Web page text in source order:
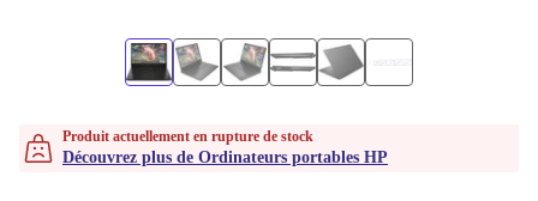
Produit actuellement en rupture de stock
Découvrez plus de Ordinateurs portables HP